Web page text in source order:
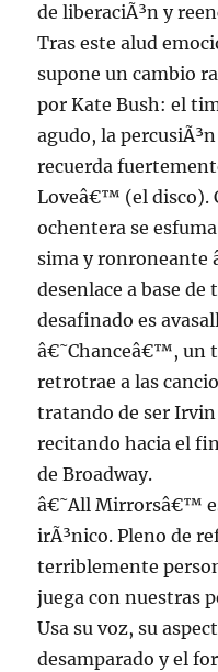
de liberaciÃ³n y
Tras este alud
supone un cambio
por Kate Bush: el
agudo, la
recuerda
Loveâ€™ (el disco).
ochentera se
sima y ronroneante
desenlace a base
desafinado es
â€˜Chanceâ€™, un
retrotrae a las
tratando de ser
recitando hacia el
de Broadway.
â€˜All Mirrorsâ€™
irÃ³nico. Pleno de
terriblemente
juega con nuestras
Usa su voz, su
desamparado y el